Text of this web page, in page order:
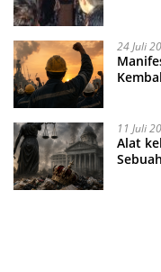
24 Juli
11 Juli
Alat